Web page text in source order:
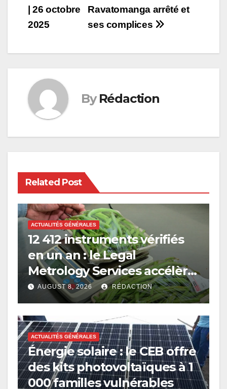
Ravatomanga arrêté et
ses complices
| 26 octobre
2025
By Rédaction
Related Post
ACTUALITÉS GÉNÉRALES
12 412 instruments vérifiés
en un an : le Legal
Metrology Services accélère
sa modernisation
AUGUST 8, 2026 RÉDACTION
ACTUALITÉS GÉNÉRALES
Énergie solaire : le CEB offre
des kits photovoltaïques à 1
000 familles vulnérables